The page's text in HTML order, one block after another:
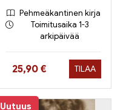
Pehmeäkantinen kirja
Toimitusaika 1-3
arkipäivää
Hinta nyt
25,90 € TILAA
Uutuus